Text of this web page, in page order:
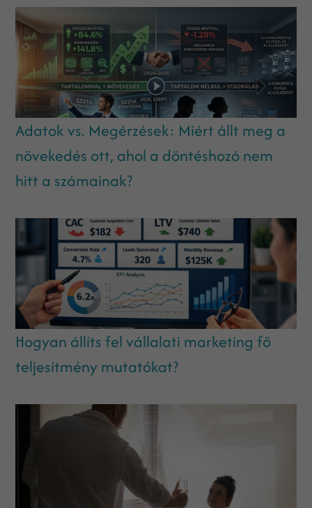
Adatok vs. Megérzések: Miért állt meg a
növekedés ott, ahol a döntéshozó nem
hitt a számainak?
Hogyan állíts fel vállalati marketing fő
teljesítmény mutatókat?